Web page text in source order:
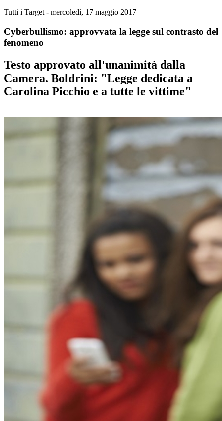
Tutti i Target - mercoledì, 17 maggio 2017
Cyberbullismo: approvvata la legge sul contrasto del
fenomeno
Testo approvato all'unanimità dalla
Camera. Boldrini: "Legge dedicata a
Carolina Picchio e a tutte le vittime"